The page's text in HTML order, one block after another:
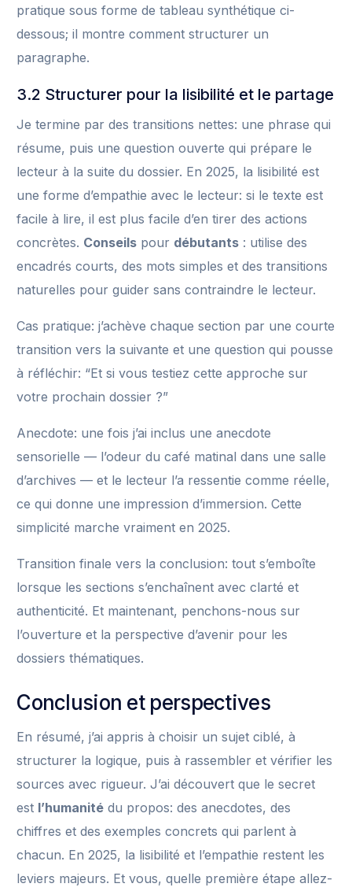
pratique sous forme de tableau synthétique ci-
dessous; il montre comment structurer un
paragraphe.
3.2 Structurer pour la lisibilité et le partage
Je termine par des transitions nettes: une phrase qui
résume, puis une question ouverte qui prépare le
lecteur à la suite du dossier. En 2025, la lisibilité est
une forme d’empathie avec le lecteur: si le texte est
facile à lire, il est plus facile d’en tirer des actions
concrètes. Conseils pour débutants : utilise des
encadrés courts, des mots simples et des transitions
naturelles pour guider sans contraindre le lecteur.
Cas pratique: j’achève chaque section par une courte
transition vers la suivante et une question qui pousse
à réfléchir: “Et si vous testiez cette approche sur
votre prochain dossier ?”
Anecdote: une fois j’ai inclus une anecdote
sensorielle — l’odeur du café matinal dans une salle
d’archives — et le lecteur l’a ressentie comme réelle,
ce qui donne une impression d’immersion. Cette
simplicité marche vraiment en 2025.
Transition finale vers la conclusion: tout s’emboîte
lorsque les sections s’enchaînent avec clarté et
authenticité. Et maintenant, penchons-nous sur
l’ouverture et la perspective d’avenir pour les
dossiers thématiques.
Conclusion et perspectives
En résumé, j’ai appris à choisir un sujet ciblé, à
structurer la logique, puis à rassembler et vérifier les
sources avec rigueur. J’ai découvert que le secret
est l’humanité du propos: des anecdotes, des
chiffres et des exemples concrets qui parlent à
chacun. En 2025, la lisibilité et l’empathie restent les
leviers majeurs. Et vous, quelle première étape allez-